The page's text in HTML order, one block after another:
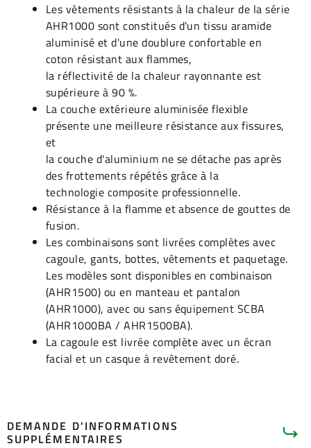
Les vêtements résistants à la chaleur de la série
AHR1000 sont constitués d'un tissu aramide
aluminisé et d'une doublure confortable en
coton résistant aux flammes,
la réflectivité de la chaleur rayonnante est
supérieure à 90 %.
La couche extérieure aluminisée flexible
présente une meilleure résistance aux fissures,
et
la couche d'aluminium ne se détache pas après
des frottements répétés grâce à la
technologie composite professionnelle.
Résistance à la flamme et absence de gouttes de
fusion.
Les combinaisons sont livrées complètes avec
cagoule, gants, bottes, vêtements et paquetage.
Les modèles sont disponibles en combinaison
(AHR1500) ou en manteau et pantalon
(AHR1000), avec ou sans équipement SCBA
(AHR1000BA / AHR1500BA).
La cagoule est livrée complète avec un écran
facial et un casque à revêtement doré.
DEMANDE D'INFORMATIONS
SUPPLÉMENTAIRES